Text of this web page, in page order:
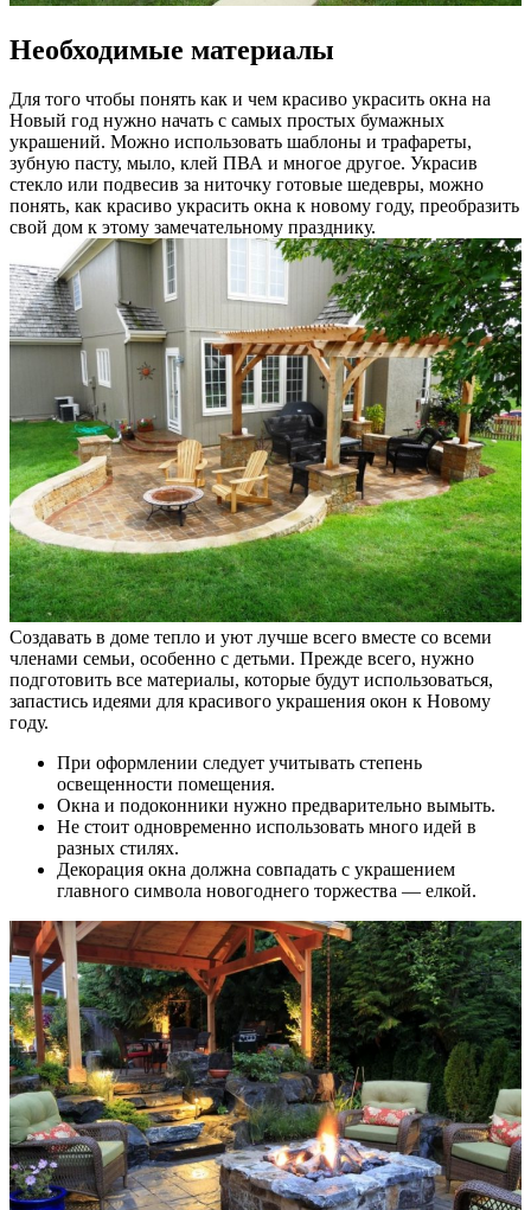
Необходимые материалы
Для того чтобы понять как и чем красиво украсить окна на
Новый год нужно начать с самых простых бумажных
украшений. Можно использовать шаблоны и трафареты,
зубную пасту, мыло, клей ПВА и многое другое. Украсив
стекло или подвесив за ниточку готовые шедевры, можно
понять, как красиво украсить окна к новому году, преобразить
свой дом к этому замечательному празднику.
Создавать в доме тепло и уют лучше всего вместе со всеми
членами семьи, особенно с детьми. Прежде всего, нужно
подготовить все материалы, которые будут использоваться,
запастись идеями для красивого украшения окон к Новому
году.
При оформлении следует учитывать степень
освещенности помещения.
Окна и подоконники нужно предварительно вымыть.
Не стоит одновременно использовать много идей в
разных стилях.
Декорация окна должна совпадать с украшением
главного символа новогоднего торжества — елкой.